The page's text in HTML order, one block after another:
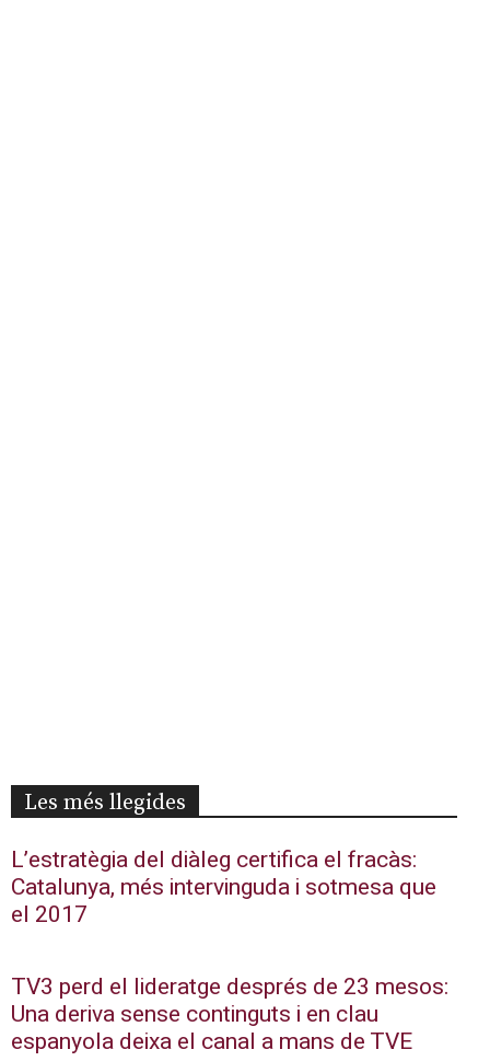
Les més llegides
L’estratègia del diàleg certifica el fracàs:
Catalunya, més intervinguda i sotmesa que
el 2017
TV3 perd el lideratge després de 23 mesos:
Una deriva sense continguts i en clau
espanyola deixa el canal a mans de TVE